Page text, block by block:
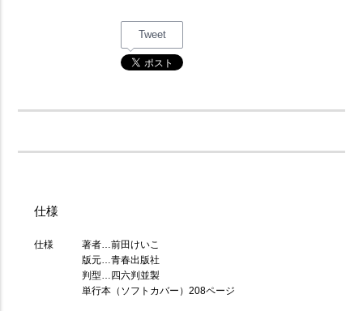
Tweet
仕様
仕様
著者…前田けいこ
版元…青春出版社
判型…四六判並製
単行本（ソフトカバー）208ページ